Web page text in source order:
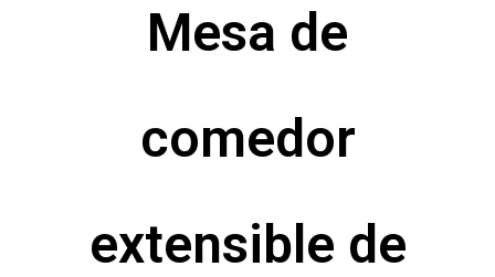
Mesa de
comedor
extensible de